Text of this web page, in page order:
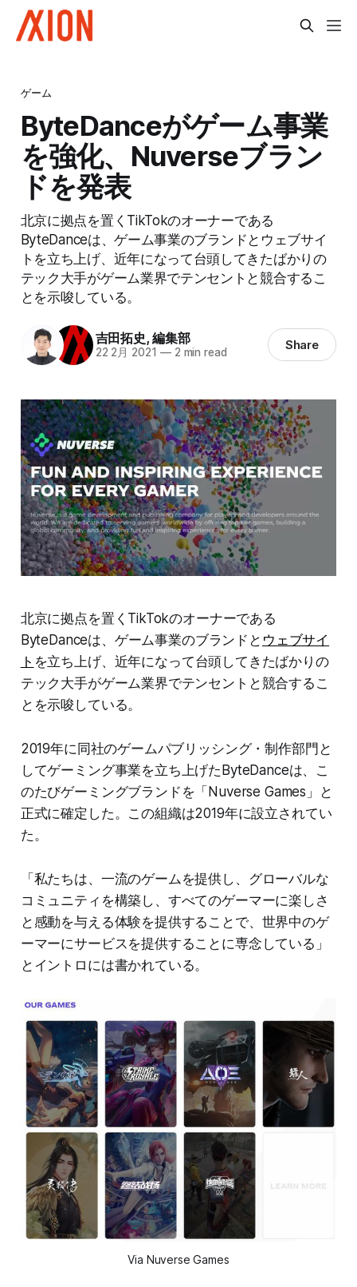
ゲーム
ByteDanceがゲーム事業
を強化、Nuverseブラン
ドを発表
北京に拠点を置くTikTokのオーナーである
ByteDanceは、ゲーム事業のブランドとウェブサイ
トを立ち上げ、近年になって台頭してきたばかりの
テック大手がゲーム業界でテンセントと競合するこ
とを示唆している。
吉田拓史 ,編集部
22 2月 2021 —2 min read Share
北京に拠点を置くTikTokのオーナーである
ByteDanceは、ゲーム事業のブランドと ウェブサイ
ト を立ち上げ、近年になって台頭してきたばかりの
テック大手がゲーム業界でテンセントと競合するこ
とを示唆している。
2019年に同社のゲームパブリッシング・制作部門と
してゲーミング事業を立ち上げたByteDanceは、こ
のたびゲーミングブランドを「Nuverse Games」と
正式に確定した。この組織は2019年に設立されてい
た。
「私たちは、一流のゲームを提供し、グローバルな
コミュニティを構築し、すべてのゲーマーに楽しさ
と感動を与える体験を提供することで、世界中のゲ
ーマーにサービスを提供することに専念している」
とイントロには書かれている。
Via Nuverse Games